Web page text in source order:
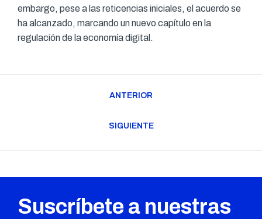
embargo, pese a las reticencias iniciales, el acuerdo se
ha alcanzado, marcando un nuevo capítulo en la
regulación de la economía digital.
ANTERIOR
SIGUIENTE
Suscríbete a nuestras